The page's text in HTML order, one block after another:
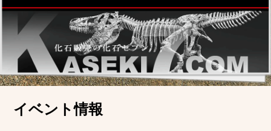
イベント情報